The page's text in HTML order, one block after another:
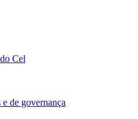
Cel
de governança